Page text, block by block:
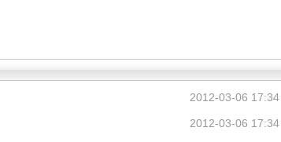
2012-03-06 17:34
2012-03-06 17:34